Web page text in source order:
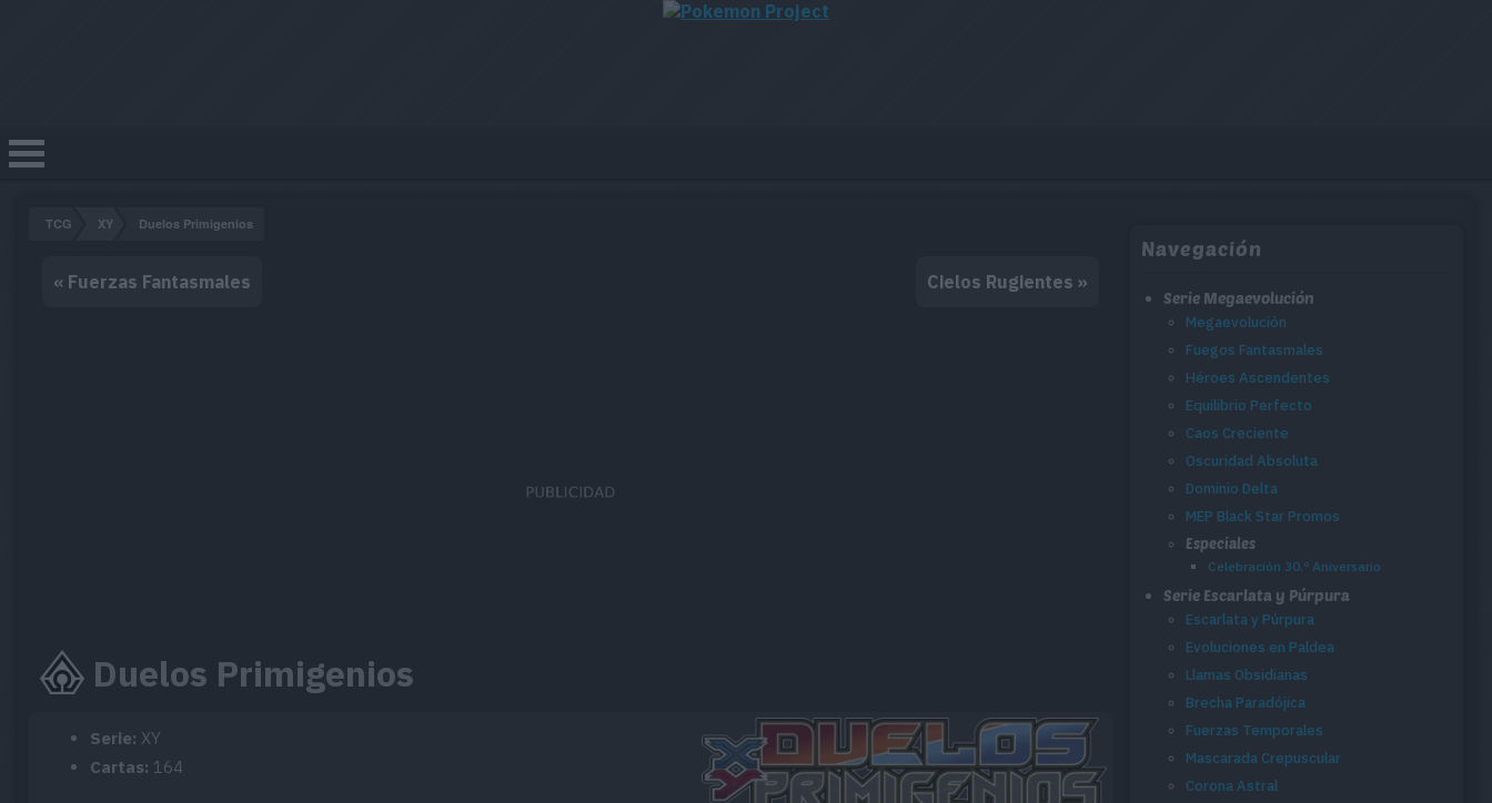
TCG XY Duelos Primigenios
« Fuerzas Fantasmales Cielos Rugientes »
Duelos Primigenios
Serie: XY
Cartas: 164
Navegación
Serie Megaevolución
Megaevolución
Fuegos Fantasmales
Héroes Ascendentes
Equilibrio Perfecto
Caos Creciente
Oscuridad Absoluta
Dominio Delta
MEP Black Star Promos
Especiales
Celebración 30.º Aniversario
Serie Escarlata y Púrpura
Escarlata y Púrpura
Evoluciones en Paldea
Llamas Obsidianas
Brecha Paradójica
Fuerzas Temporales
Mascarada Crepuscular
Corona Astral